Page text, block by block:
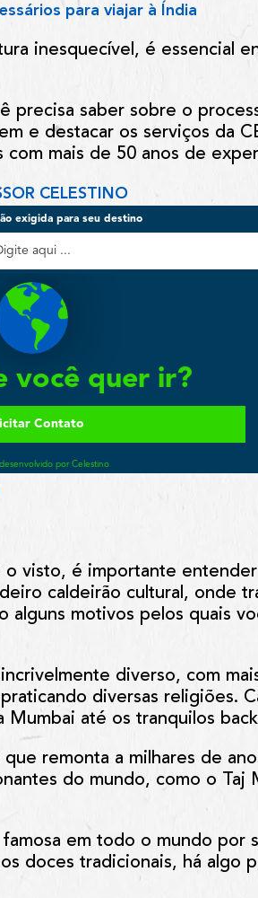
para viajar à Índia
inesquecível, é essencial
precisa saber sobre o
e destacar os serviços da
com mais de 50 anos de
CELESTINO
visto, é importante
caldeirão cultural, onde
alguns motivos pelos quais
diverso, com
diversas religiões.
até os tranquilos
que remonta a milhares de
do mundo, como o Taj
em todo o mundo por
doces tradicionais, há algo